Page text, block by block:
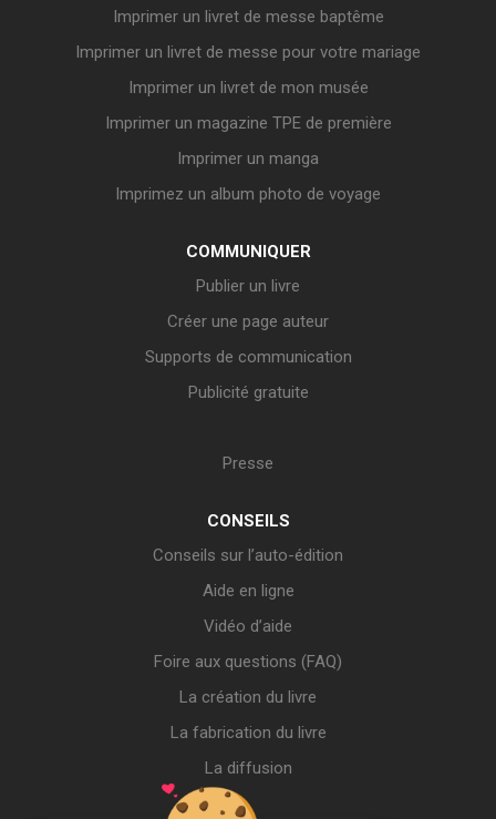
Imprimer un livret de messe baptême
Imprimer un livret de messe pour votre mariage
Imprimer un livret de mon musée
Imprimer un magazine TPE de première
Imprimer un manga
Imprimez un album photo de voyage
COMMUNIQUER
Publier un livre
Créer une page auteur
Supports de communication
Publicité gratuite
Presse
CONSEILS
Conseils sur l’auto-édition
Aide en ligne
Vidéo d’aide
Foire aux questions (FAQ)
La création du livre
La fabrication du livre
La diffusion